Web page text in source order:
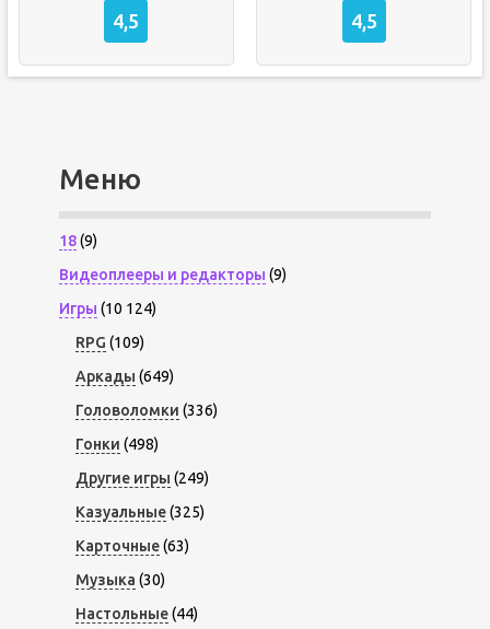
4,5 4,5
Меню
18(9)
Видеоплееры и редакторы (9)
Игры (10 124)
RPG (109)
Аркады (649)
Головоломки (336)
Гонки (498)
Другие игры (249)
Казуальные(325)
Карточные(63)
Музыка (30)
Настольные(44)